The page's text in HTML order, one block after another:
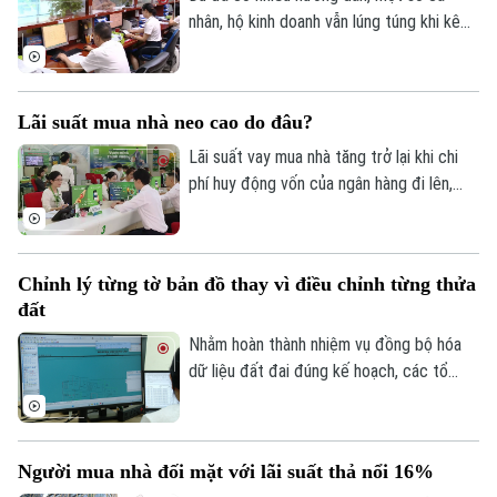
Golf
Sao
Âm nhạc
cuộc của cả hệ thống chính trị và sự
nhân, hộ kinh doanh vẫn lúng túng khi kê
này.
Lãi suất mua nhà neo cao do đâu?
Lãi suất vay mua nhà tăng trở lại khi chi
phí huy động vốn của ngân hàng đi lên,
Chỉnh lý từng tờ bản đồ thay vì điều chỉnh từng thửa
đất
Nhằm hoàn thành nhiệm vụ đồng bộ hóa
dữ liệu đất đai đúng kế hoạch, các tổ
từng tờ bản đồ thay vì chỉnh lý từng thửa
Người mua nhà đối mặt với lãi suất thả nổi 16%